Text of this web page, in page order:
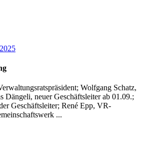
Wolfgang Schatz,
Dängeli, neuer Geschäftsleiter ab 01.09.;
Geschäftsleiter; René Epp, VR-
...